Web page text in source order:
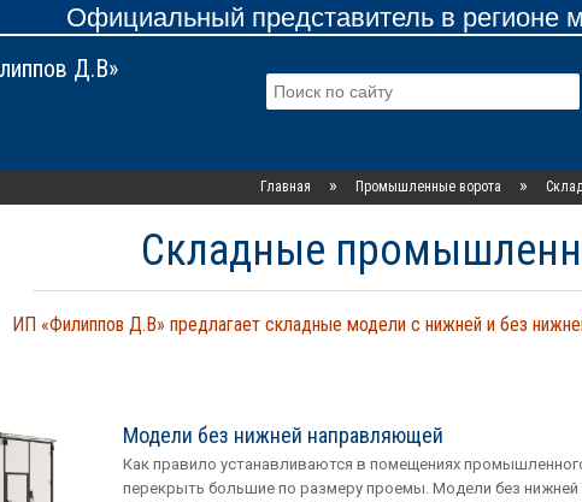
Официальный представитель в регионе
Д.В»
Главная » Промышленные ворота »
Складные
ИП «Филиппов Д.В» предлагает складные модели с нижней и без
Модели без нижней направляющей
Как правило устанавливаются в помещениях промышленного
перекрыть большие по размеру проемы. Модели без